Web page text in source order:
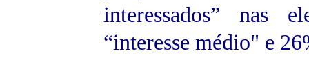
interessados” nas
“interesse médio" e